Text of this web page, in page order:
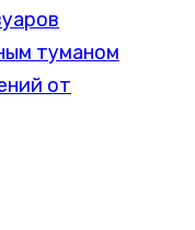
туманом
от